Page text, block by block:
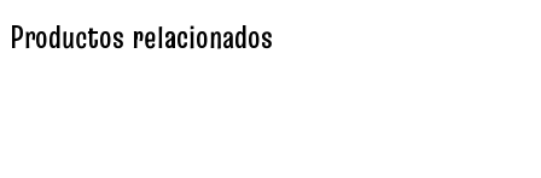
Productos relacionados